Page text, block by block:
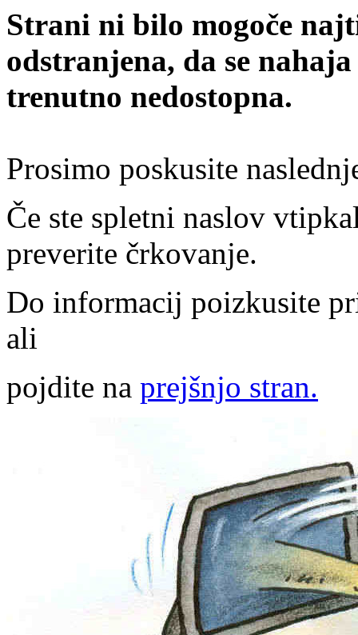
Strani ni bilo mogoče
odstranjena, da se
trenutno nedostopna.
Prosimo poskusite
Če ste spletni naslov
preverite črkovanje.
Do informacij poizkusite
ali
pojdite na prejšnjo stran.